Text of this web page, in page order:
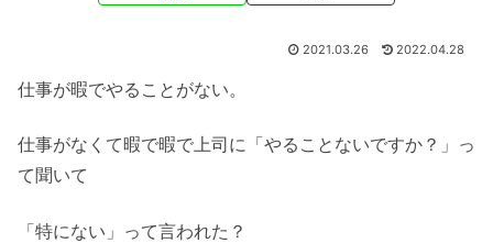
2021.03.26 2022.04.28
仕事が暇でやることがない。
仕事がなくて暇で暇で上司に「やることないですか？」っ
て聞いて
「特にない」って言われた？